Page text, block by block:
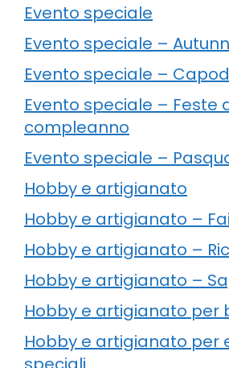
Evento speciale
Evento speciale –
Evento speciale –
Evento speciale – Feste
compleanno
Evento speciale –
Hobby e artigianato
Hobby e artigianato –
Hobby e artigianato –
Hobby e artigianato –
Hobby e artigianato per
Hobby e artigianato per